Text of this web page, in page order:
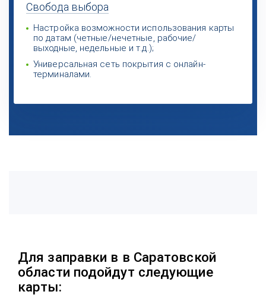
Свобода выбора
Настройка возможности использования карты
по датам (четные/нечетные, рабочие/
выходные, недельные и т.д.);
Универсальная сеть покрытия с онлайн-
терминалами.
Для заправки в в Саратовской
области подойдут следующие
карты: